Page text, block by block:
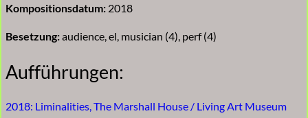
Kompositionsdatum: 2018
Besetzung:audience, el, musician (4), perf (4)
Aufführungen:
2018: Liminalities, The Marshall House / Living Art Museum